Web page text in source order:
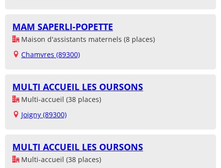
MAM SAPERLI-POPETTE
Maison d'assistants maternels (8 places)
Chamvres (89300)
MULTI ACCUEIL LES OURSONS
Multi-accueil (38 places)
Joigny (89300)
MULTI ACCUEIL LES OURSONS
Multi-accueil (38 places)